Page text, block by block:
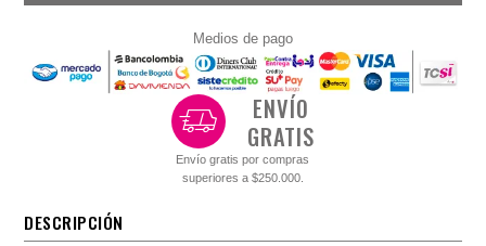
Medios de pago
ENVÍO
GRATIS
Envío gratis por compras
superiores a $250.000.
DESCRIPCIÓN